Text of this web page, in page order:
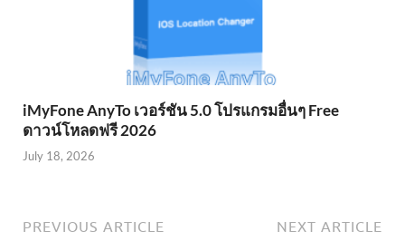
iMyFone AnyTo เวอร์ชัน 5.0 โปรแกรมอื่นๆ Free
ดาวน์โหลดฟรี 2026
July 18, 2026
PREVIOUS ARTICLE NEXT ARTICLE